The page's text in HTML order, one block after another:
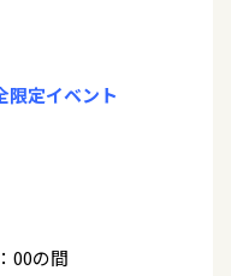
限定イベント
00の間